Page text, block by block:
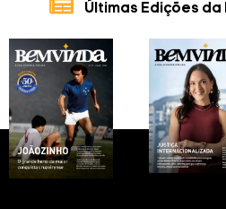
Últimas Edições da